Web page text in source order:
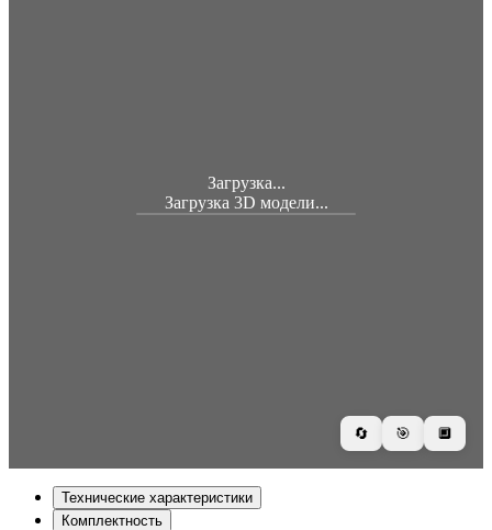
Загрузка...
Загрузка 3D модели...
🔄 🎯 🔲
Технические характеристики
Комплектность